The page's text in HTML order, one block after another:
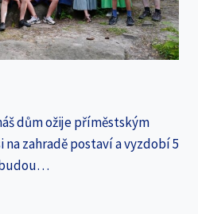
dům ožije příměstským
zahradě postaví a vyzdobí 5